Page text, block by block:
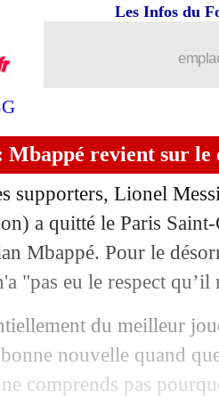
Les Infos du
Mbappé revient sur le
supporters, Lionel
a quitté le Paris
Mbappé. Pour le
"pas eu le respect qu’il
du meilleur
nouvelle quand
comprends pas
pitié avec Hazard
Bas pour une
encore ménagé
Thuram, Konaté est
Larqué fracasse les
un décalage culturel
le banc (officiel)